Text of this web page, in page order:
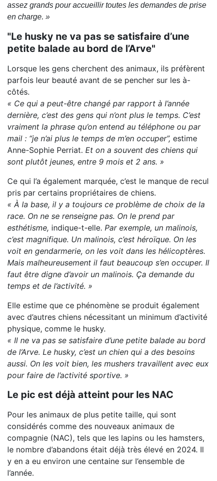
assez grands pour accueillir toutes les demandes de prise
en charge. »
"Le husky ne va pas se satisfaire d’une
petite balade au bord de l’Arve"
Lorsque les gens cherchent des animaux, ils préfèrent
parfois leur beauté avant de se pencher sur les à-
côtés.
« Ce qui a peut-être changé par rapport à l’année
dernière, c’est des gens qui n’ont plus le temps. C’est
vraiment la phrase qu’on entend au téléphone ou par
mail : “je n’ai plus le temps de m’en occuper”, estime
Anne-Sophie Perriat. Et on a souvent des chiens qui
sont plutôt jeunes, entre 9 mois et 2 ans. »
Ce qui l’a également marquée, c’est le manque de recul
pris par certains propriétaires de chiens.
« À la base, il y a toujours ce problème de choix de la
race. On ne se renseigne pas. On le prend par
esthétisme, indique-t-elle. Par exemple, un malinois,
c’est magnifique. Un malinois, c’est héroïque. On les
voit en gendarmerie, on les voit dans les hélicoptères.
Mais malheureusement il faut beaucoup s’en occuper. Il
faut être digne d’avoir un malinois. Ça demande du
temps et de l’activité. »
Elle estime que ce phénomène se produit également
avec d’autres chiens nécessitant un minimum d’activité
physique, comme le husky.
« Il ne va pas se satisfaire d’une petite balade au bord
de l’Arve. Le husky, c’est un chien qui a des besoins
aussi. On les voit bien, les mushers travaillent avec eux
pour faire de l’activité sportive. »
Le pic est déjà atteint pour les NAC
Pour les animaux de plus petite taille, qui sont
considérés comme des nouveaux animaux de
compagnie (NAC), tels que les lapins ou les hamsters,
le nombre d’abandons était déjà très élevé en 2024. Il
y en a eu environ une centaine sur l’ensemble de
l’année.